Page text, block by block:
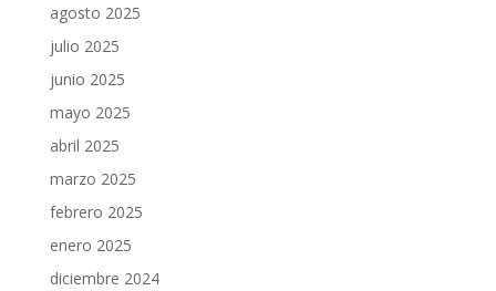
agosto 2025
julio 2025
junio 2025
mayo 2025
abril 2025
marzo 2025
febrero 2025
enero 2025
diciembre 2024